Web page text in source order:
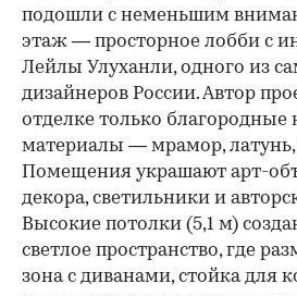
подошли c неменьшим
этаж — просторное лобби с
Лейлы Улуханли, одного из
дизайнеров России. Автор
отделке только благородные
материалы — мрамор, латунь,
Помещения украшают арт-
декора, светильники и
Высокие потолки (5,1 м)
светлое пространство, где
зона с диванами, стойка для